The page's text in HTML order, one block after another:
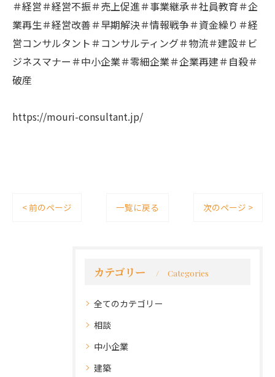
＃経営＃経営不振＃売上促進＃事業継承＃社員教育＃企
業再生＃経営改善＃早期解決＃情報戦争＃資金繰り＃経
営コンサルタント＃コンサルティング＃物流＃建設＃ビ
ジネスマナー＃中小企業＃零細企業＃企業再建＃自殺＃
破産
https://mouri-consultant.jp/
< 前のページ 一覧に戻る 次のページ >
カテゴリー Categories
全てのカテゴリー
相談
中小企業
建築